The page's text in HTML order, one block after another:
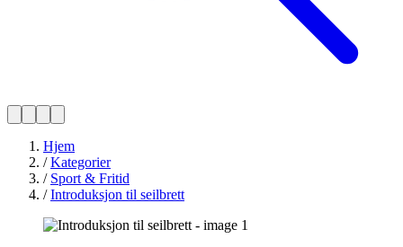
Hjem
/Kategorier
/ Sport & Fritid
/Introduksjon til seilbrett